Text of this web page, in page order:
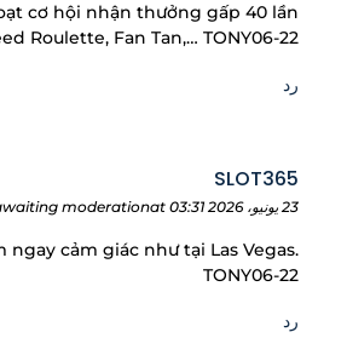
cơ hội nhận thưởng gấp 40 lần
Roulette, Fan Tan,… TONY06-22
رد
SLOT365
23 يونيو، 2026 at 03:31 moderation.
cảm giác như tại Las Vegas.
TONY06-22
رد